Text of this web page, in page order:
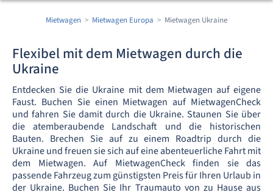
Mietwagen Mietwagen Europa Mietwagen Ukraine
Flexibel mit dem Mietwagen durch die
Ukraine
Entdecken Sie die Ukraine mit dem Mietwagen auf eigene
Faust. Buchen Sie einen Mietwagen auf MietwagenCheck
und fahren Sie damit durch die Ukraine. Staunen Sie über
die atemberaubende Landschaft und die historischen
Bauten. Brechen Sie auf zu einem Roadtrip durch die
Ukraine und freuen sie sich auf eine abenteuerliche Fahrt mit
dem Mietwagen. Auf MietwagenCheck finden sie das
passende Fahrzeug zum günstigsten Preis für Ihren Urlaub in
der Ukraine. Buchen Sie Ihr Traumauto von zu Hause aus